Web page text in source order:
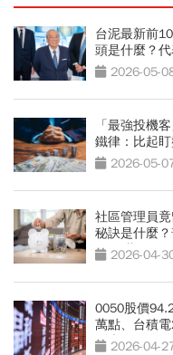
台泥最新前
頭是什麼？
2026-05-
「最強投機
鐵律：比起
2026-05-
社區管理員
秘訣是什麼
4800萬
2026-04-
0050股價
萬點、台積
列車2026-04-